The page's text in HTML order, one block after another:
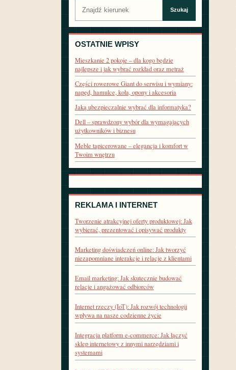
Szukaj
OSTATNIE WPISY
Mieszkanie 2 pokoje – dla kogo będzie
najlepsze i jak wybrać rozkład oraz metraż
Części rowerowe Giant do serwisu i wymiany:
napęd, hamulce, koła, opony i akcesoria
Jaką ubezpieczalnie wybrać dla informatyka?
Dell – sprawdzony wybór dla wymagających
użytkowników i biznesu
Meble tapicerowane – elegancja i komfort w
Twoim wnętrzu
REKLAMA I INTERNET
Tworzenie atrakcyjnej oferty produktowej: Jak
wybierać, prezentować i opisywać produkty
Marketing doświadczeń online: Jak tworzyć
niezapomniane interakcje i relacje z klientami
Email marketing: Jak skutecznie budować
relacje i angażować odbiorców
Internet rzeczy (IoT): Jak rozwój technologii
wpływa na nasze codzienne życie
Integracja platform e-commerce: Jak łączyć
sklep internetowy z innymi narzędziami i
systemami